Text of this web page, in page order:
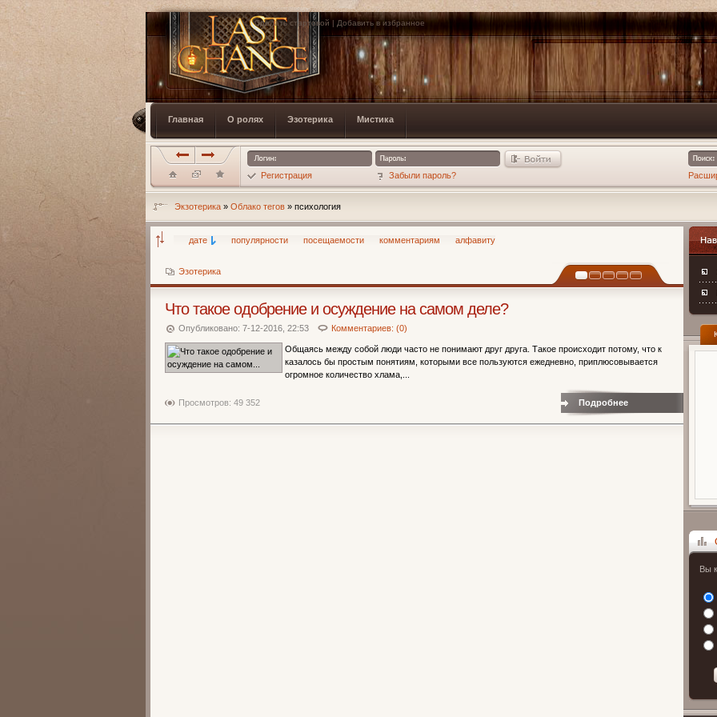
Сделать стартовой | Добавить в избранное
Главная О ролях Эзотерика Мистика
Регистрация Забыли пароль?
Экзотерика » Облако тегов » психология
Вы
дате популярности посещаемости комментариям алфавиту
Эзотерика
Что такое одобрение и осуждение на самом деле?
Опубликовано: 7-12-2016, 22:53 Комментариев: (0)
Общаясь между собой люди часто не понимают друг друга. Такое происходит потому, что к
казалось бы простым понятиям, которыми все пользуются ежедневно, приплюсовывается
огромное количество хлама,...
Подробнее
Просмотров: 49 352